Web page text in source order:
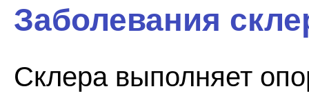
Заболевания
Склера выполняет